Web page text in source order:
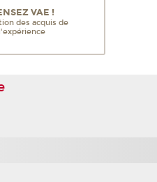
VAE !
des acquis de
l'expérience